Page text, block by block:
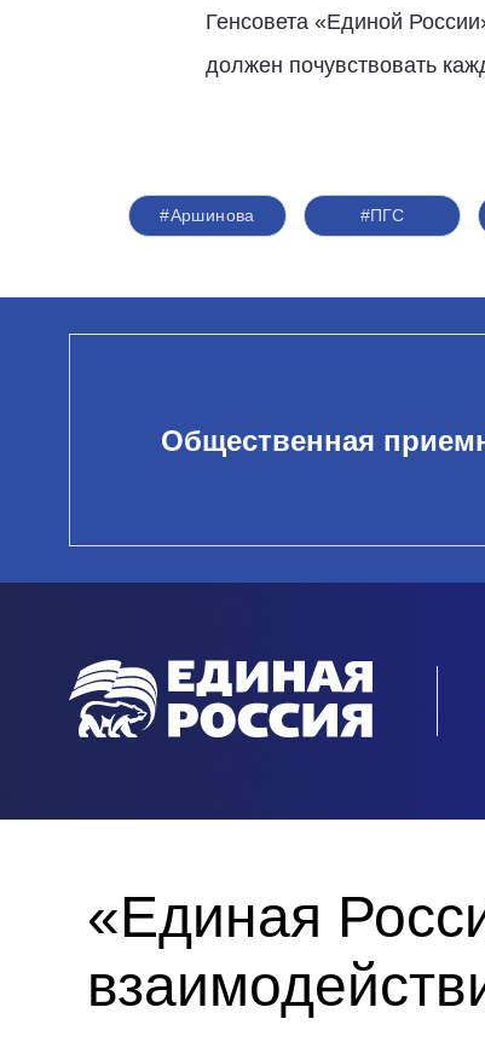
Генсовета «Единой
должен почувствовать
#Аршинова #ПГС
Общественная
«Единая